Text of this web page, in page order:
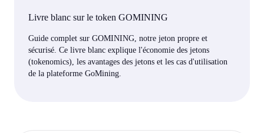
Livre blanc sur le token GOMINING
Guide complet sur GOMINING, notre jeton propre et
sécurisé. Ce livre blanc explique l'économie des jetons
(tokenomics), les avantages des jetons et les cas d'utilisation
de la plateforme GoMining.